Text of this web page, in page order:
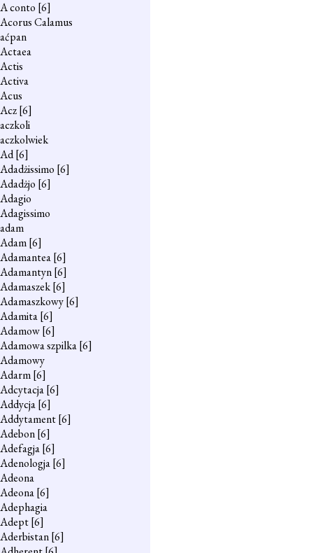
A conto [6]
Acorus Calamus
aćpan
Actaea
Actis
Activa
Acus
Acz[6]
aczkoli
aczkolwiek
Ad[6]
Adadżissimo [6]
Adadżjo [6]
Adagio
Adagissimo
adam
Adam[6]
Adamantea[6]
Adamantyn[6]
Adamaszek[6]
Adamaszkowy[6]
Adamita[6]
Adamow[6]
Adamowa szpilka[6]
Adamowy
Adarm[6]
Adcytacja[6]
Addycja[6]
Addytament[6]
Adebon[6]
Adefagja[6]
Adenologja[6]
Adeona
Adeona[6]
Adephagia
Adept[6]
Aderbistan[6]